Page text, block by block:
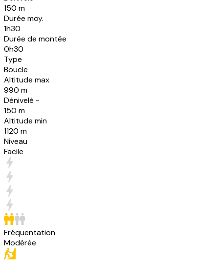
150 m
Durée moy.
1h30
Durée de montée
0h30
Type
Boucle
Altitude max
990 m
Dénivelé -
150 m
Altitude min
1120 m
Niveau
Facile
Fréquentation
Modérée